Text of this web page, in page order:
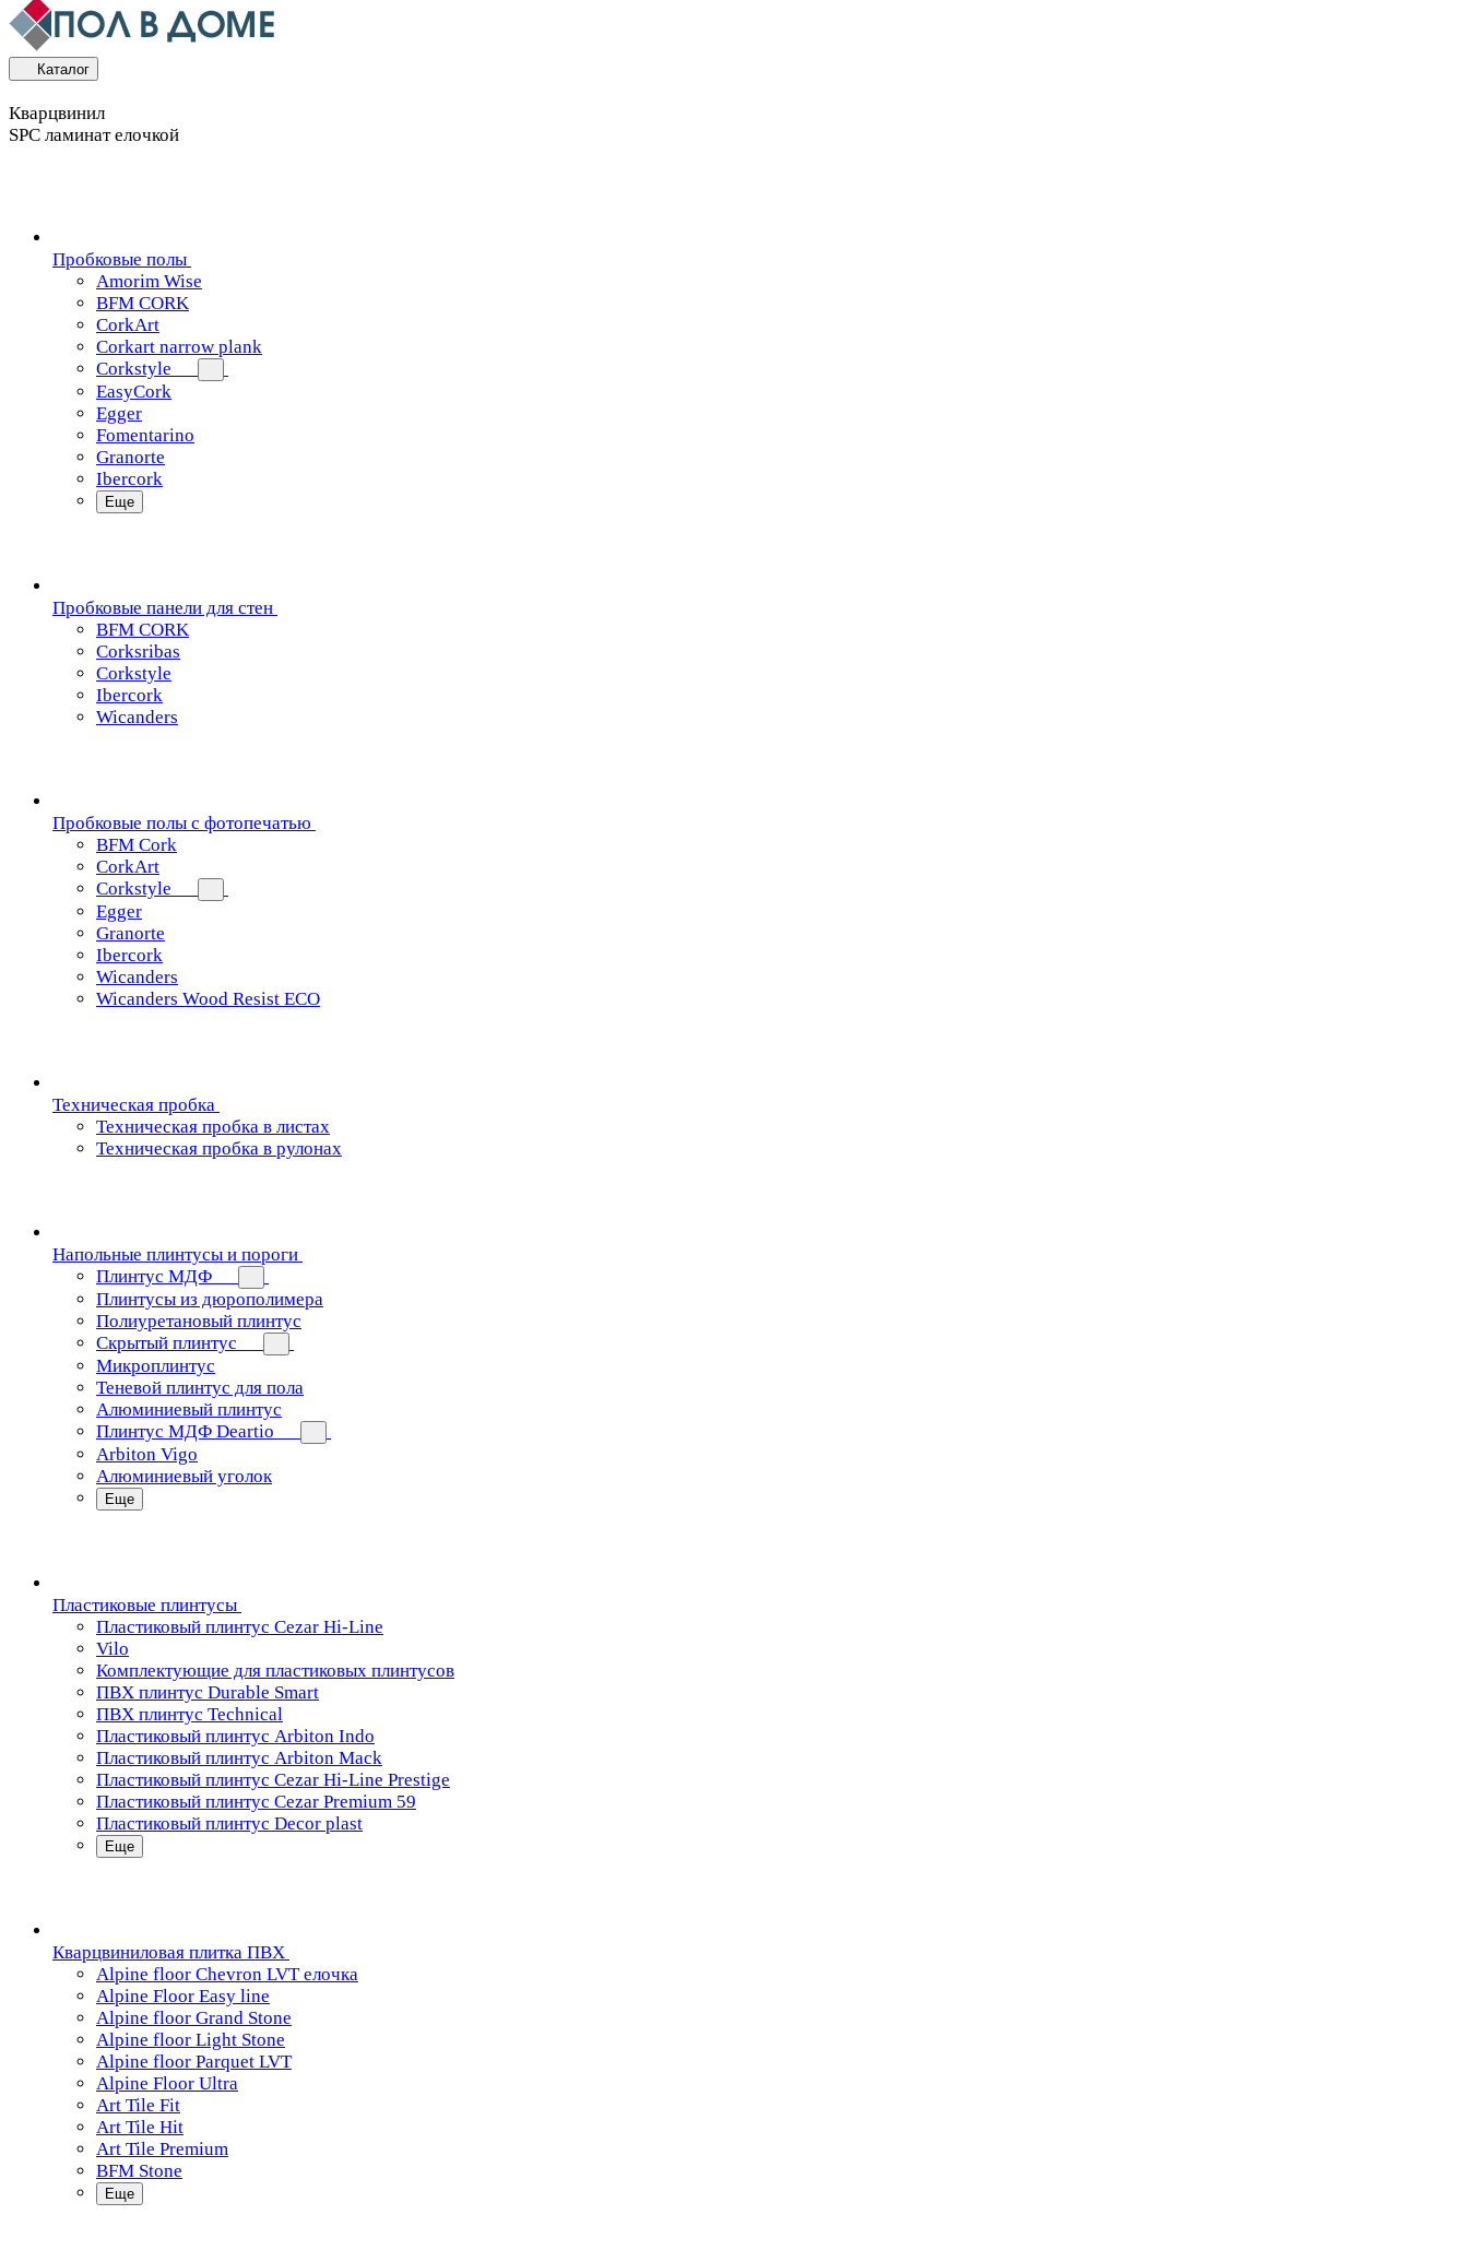
Каталог
Кварцвинил
SPC ламинат елочкой
Пробковые полы
Amorim Wise
BFM CORK
CorkArt
Corkart narrow plank
Corkstyle
EasyCork
Egger
Fomentarino
Granorte
Ibercork
Еще
Пробковые панели для стен
BFM CORK
Corksribas
Corkstyle
Ibercork
Wicanders
Пробковые полы с фотопечатью
BFM Cork
CorkArt
Corkstyle
Egger
Granorte
Ibercork
Wicanders
Wicanders Wood Resist ECO
Техническая пробка
Техническая пробка в листах
Техническая пробка в рулонах
Напольные плинтусы и пороги
Плинтус МДФ
Плинтусы из дюрополимера
Полиуретановый плинтус
Скрытый плинтус
Микроплинтус
Теневой плинтус для пола
Алюминиевый плинтус
Плинтус МДФ Deartio
Arbiton Vigo
Алюминиевый уголок
Еще
Пластиковые плинтусы
Пластиковый плинтус Cezar Hi-Line
Vilo
Комплектующие для пластиковых плинтусов
ПВХ плинтус Durable Smart
ПВХ плинтус Technical
Пластиковый плинтус Arbiton Indo
Пластиковый плинтус Arbiton Mack
Пластиковый плинтус Cezar Hi-Line Prestige
Пластиковый плинтус Cezar Premium 59
Пластиковый плинтус Decor plast
Еще
Кварцвиниловая плитка ПВХ
Alpine floor Chevron LVT елочка
Alpine Floor Easy line
Alpine floor Grand Stone
Alpine floor Light Stone
Alpine floor Parquet LVT
Alpine Floor Ultra
Art Tile Fit
Art Tile Hit
Art Tile Premium
BFM Stone
Еще